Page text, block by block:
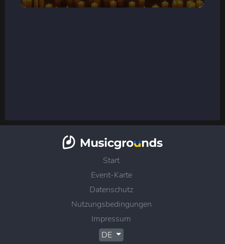
Start
Event-Karte
Datenschutz
Nutzungsbedingungen
Impressum
DE